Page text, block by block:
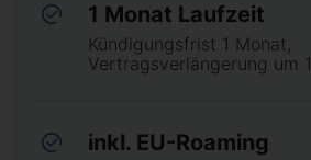
1 Monat Laufzeit
Kündigungsfrist 1 Monat,
Vertragsverlängerung um
inkl. EU-Roaming